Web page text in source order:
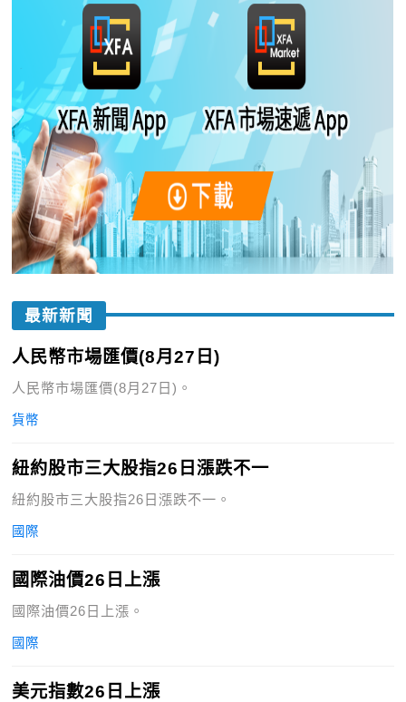
最新新聞
人民幣市場匯價(8月27日)
人民幣市場匯價(8月27日)。
貨幣
紐約股市三大股指26日漲跌不一
紐約股市三大股指26日漲跌不一。
國際
國際油價26日上漲
國際油價26日上漲。
國際
美元指數26日上漲